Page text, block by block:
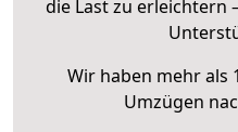
die Last zu erleichtern
Wir haben mehr als
Umzügen